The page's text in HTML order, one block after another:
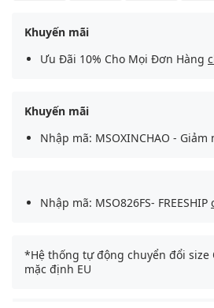
Khuyến mãi
Ưu Đãi 10% Cho Mọi Đơn Hàng
Khuyến mãi
Nhập mã: MSOXINCHAO - Giảm
Nhập mã: MSO826FS- FREESHIP
*Hệ thống tự động chuyển đổi size
mặc định EU